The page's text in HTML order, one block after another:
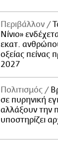
Περιβάλλον
Νίνιο»
εκατ.
οξείας πείνας
2027
Πολιτισμός
σε πυρηνική
αλλάξουν την
υποστηρίζει